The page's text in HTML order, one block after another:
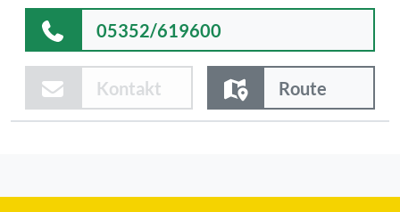
05352/619600
Kontakt Route